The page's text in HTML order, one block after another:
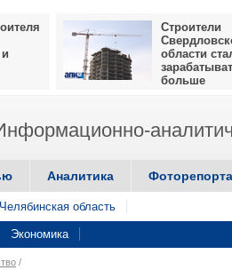
Строители
области
больше
Аналитика
Челябинская область
Экономика
/